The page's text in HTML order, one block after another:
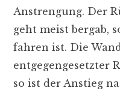
Anstrengung. Der
geht meist bergab,
fahren ist. Die
entgegengesetzter
so ist der Anstieg